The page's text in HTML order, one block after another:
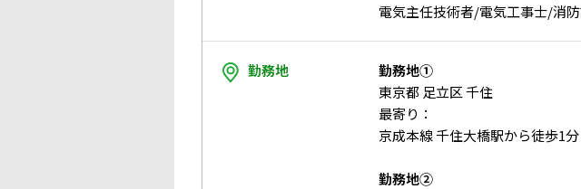
電気主任技術者/電気工事士/消
勤務地
勤務地①
東京都 足立区 千住
最寄り：
京成本線 千住大橋駅から徒歩1分
勤務地②